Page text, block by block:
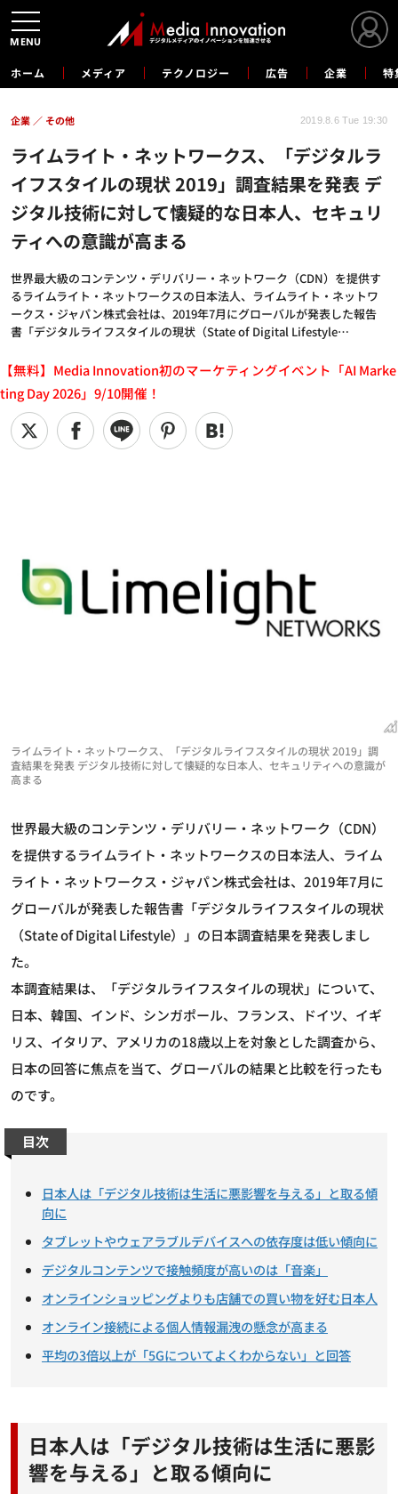
ホーム メディア テクノロジー 広告 企業 特
ライムライト・ネットワークス、「デジタルラ
イフスタイルの現状 2019」調査結果を発表 デ
ジタル技術に対して懐疑的な日本人、セキュリ
ティへの意識が高まる
世界最大級のコンテンツ・デリバリー・ネットワーク（CDN）を提供す
るライムライト・ネットワークスの日本法人、ライムライト・ネットワ
ークス・ジャパン株式会社は、2019年7月にグローバルが発表した報告
書「デジタルライフスタイルの現状（State of Digital Lifestyle…
企業 その他 2019.8.6 Tue 19:30
【無料】Media Innovation初のマーケティングイベント「AI Marke
ting Day 2026」9/10開催！
ライムライト・ネットワークス、「デジタルライフスタイルの現状 2019」調
査結果を発表 デジタル技術に対して懐疑的な日本人、セキュリティへの意識が
高まる
世界最大級のコンテンツ・デリバリー・ネットワーク（CDN）
を提供するライムライト・ネットワークスの日本法人、ライム
ライト・ネットワークス・ジャパン株式会社は、2019年7月に
グローバルが発表した報告書「デジタルライフスタイルの現状
（State of Digital Lifestyle）」の日本調査結果を発表しまし
た。
本調査結果は、「デジタルライフスタイルの現状」について、
日本、韓国、インド、シンガポール、フランス、ドイツ、イギ
リス、イタリア、アメリカの18歳以上を対象とした調査から、
日本の回答に焦点を当て、グローバルの結果と比較を行ったも
のです。
目次
日本人は「デジタル技術は生活に悪影響を与える」と取る傾
向に
タブレットやウェアラブルデバイスへの依存度は低い傾向に
デジタルコンテンツで接触頻度が高いのは「音楽」
オンラインショッピングよりも店舗での買い物を好む日本人
オンライン接続による個人情報漏洩の懸念が高まる
平均の3倍以上が「5Gについてよくわからない」と回答
日本人は「デジタル技術は生活に悪影
響を与える」と取る傾向に
MENU